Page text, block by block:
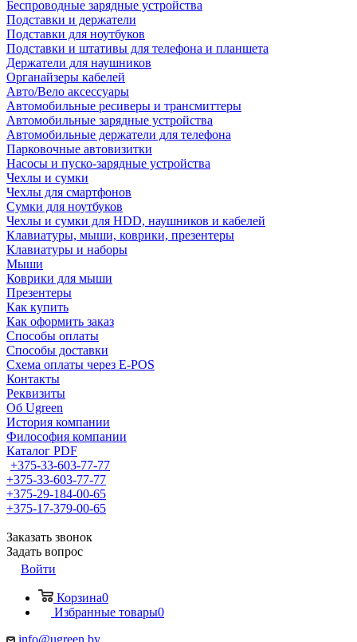
Беспроводные зарядные устройства
Подставки и держатели
Подставки для ноутбуков
Подставки и штативы для телефона и планшета
Держатели для наушников
Органайзеры кабелей
Авто/Вело аксессуары
Автомобильные ресиверы и трансмиттеры
Автомобильные зарядные устройства
Автомобильные держатели для телефона
Парковочные автовизитки
Насосы и пуско-зарядные устройства
Чехлы и сумки
Чехлы для смартфонов
Сумки для ноутбуков
Чехлы и сумки для HDD, наушников и кабелей
Клавиатуры, мыши, коврики, презентеры
Клавиатуры и наборы
Мыши
Коврики для мыши
Презентеры
Как купить
Как оформить заказ
Способы оплаты
Способы доставки
Схема оплаты через E-POS
Контакты
Реквизиты
Об Ugreen
История компании
Философия компании
Каталог PDF
+375-33-603-77-77
+375-33-603-77-77
+375-29-184-00-65
+375-17-379-00-65
Заказать звонок
Задать вопрос
Войти
Корзина0
Избранные товары0
info@ugreen.by